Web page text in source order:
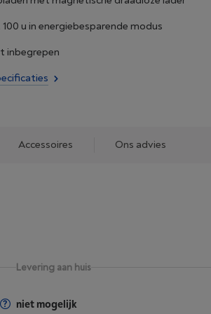
u in energiebesparende modus
inbegrepen
Accessoires Ons advies
Levering aan huis
niet mogelijk